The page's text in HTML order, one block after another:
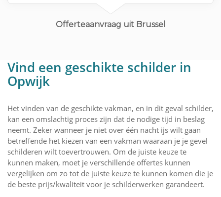
Offerteaanvraag uit Brussel
Vind een geschikte schilder in
Opwijk
Het vinden van de geschikte vakman, en in dit geval schilder,
kan een omslachtig proces zijn dat de nodige tijd in beslag
neemt. Zeker wanneer je niet over één nacht ijs wilt gaan
betreffende het kiezen van een vakman waaraan je je gevel
schilderen wilt toevertrouwen. Om de juiste keuze te
kunnen maken, moet je verschillende offertes kunnen
vergelijken om zo tot de juiste keuze te kunnen komen die je
de beste prijs/kwaliteit voor je schilderwerken garandeert.